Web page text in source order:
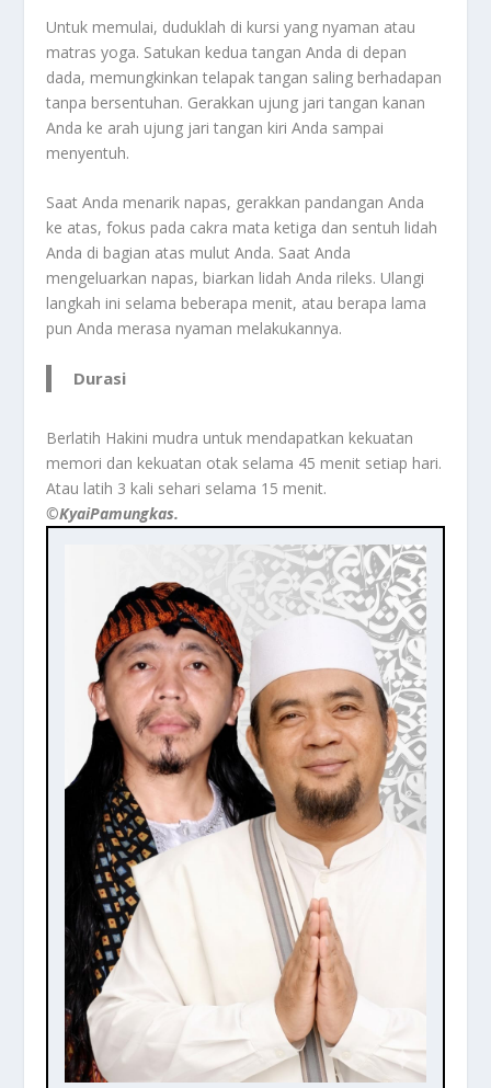
Untuk memulai, duduklah di kursi yang nyaman atau
matras yoga. Satukan kedua tangan Anda di depan
dada, memungkinkan telapak tangan saling berhadapan
tanpa bersentuhan. Gerakkan ujung jari tangan kanan
Anda ke arah ujung jari tangan kiri Anda sampai
menyentuh.
Saat Anda menarik napas, gerakkan pandangan Anda
ke atas, fokus pada cakra mata ketiga dan sentuh lidah
Anda di bagian atas mulut Anda. Saat Anda
mengeluarkan napas, biarkan lidah Anda rileks. Ulangi
langkah ini selama beberapa menit, atau berapa lama
pun Anda merasa nyaman melakukannya.
Durasi
Berlatih Hakini mudra untuk mendapatkan kekuatan
memori dan kekuatan otak selama 45 menit setiap hari.
Atau latih 3 kali sehari selama 15 menit.
©️KyaiPamungkas.